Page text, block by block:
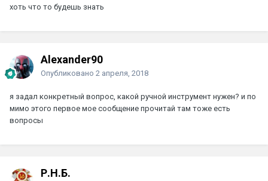
хоть что то будешь знать
Alexander90
Опубликовано 2 апреля, 2018
я задал конкретный вопрос, какой ручной инструмент нужен? и по
мимо этого первое мое сообщение прочитай там тоже есть
вопросы
Р.Н.Б.